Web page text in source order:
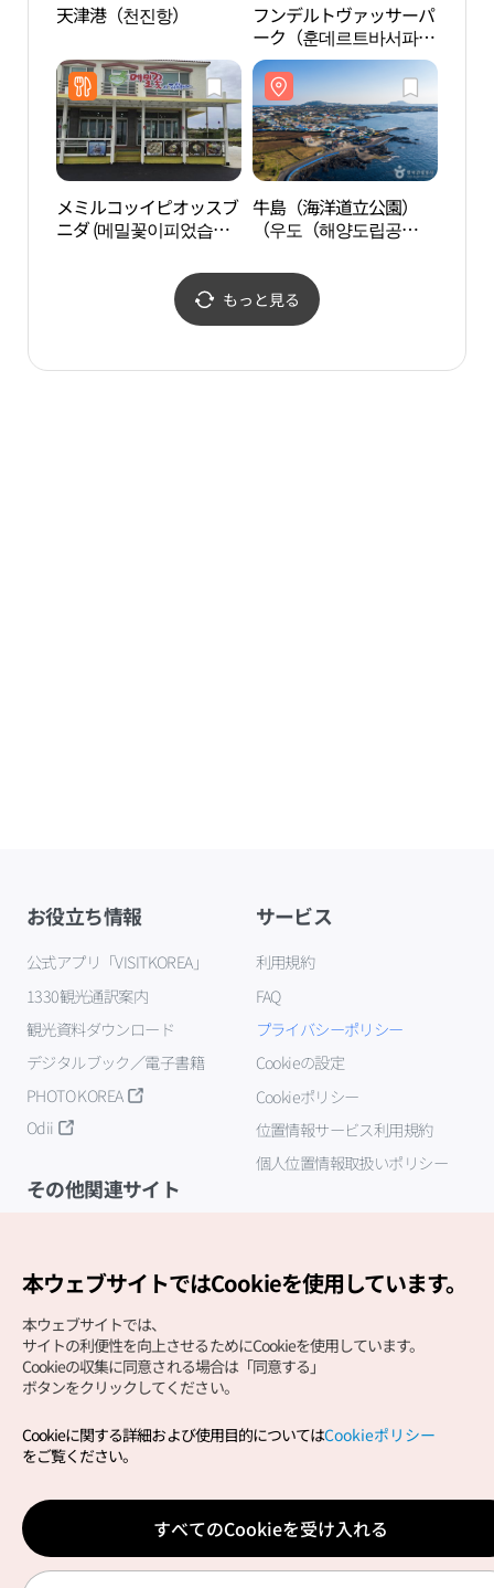
天津港（천진항）
フンデルトヴァッサーパ
ーク（훈데르트바서파
크）
メミルコッイピオッスブ
ニダ (메밀꽃이피었습니
牛島（海洋道立公園）
（우도（해양도립공
もっと見る
お役立ち情報
公式アプリ「VISITKOREA」
1330観光通訳案内
観光資料ダウンロード
デジタルブック／電子書籍
PHOTO KOREA
Odii
サービス
利用規約
FAQ
プライバシーポリシー
Cookieの設定
Cookieポリシー
位置情報サービス利用規約
個人位置情報取扱いポリシー
その他関連サイト
Copyright (c) Korea Tourism Organization All Rights
サイトエラー報告公式メール
japanese@knto.or.kr
本ウェブサイトではCookieを使用しています。
本ウェブサイトでは、
サイトの利便性を向上させるためにCookieを使用しています。
Cookieの収集に同意される場合は「同意する」
ボタンをクリックしてください。
Cookieに関する詳細および使用目的についてはCookieポリシー
をご覧ください。
すべてのCookieを受け入れる